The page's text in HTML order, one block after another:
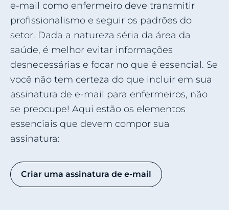
e-mail como enfermeiro deve transmitir
profissionalismo e seguir os padrões do
setor. Dada a natureza séria da área da
saúde, é melhor evitar informações
desnecessárias e focar no que é essencial. Se
você não tem certeza do que incluir em sua
assinatura de e-mail para enfermeiros, não
se preocupe! Aqui estão os elementos
essenciais que devem compor sua
assinatura:
Criar uma assinatura de e-mail